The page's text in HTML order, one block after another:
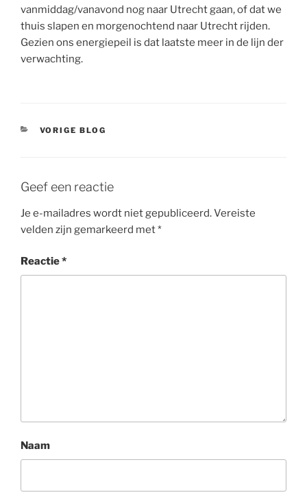
vanmiddag/vanavond nog naar Utrecht gaan, of dat we
thuis slapen en morgenochtend naar Utrecht rijden.
Gezien ons energiepeil is dat laatste meer in de lijn der
verwachting.
CATEGORIEËN
VORIGE BLOG
Geef een reactie
Je e-mailadres wordt niet gepubliceerd.Vereiste
velden zijn gemarkeerd met*
Reactie*
Naam